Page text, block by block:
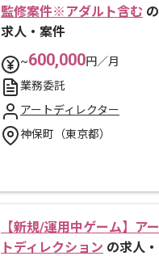
監修案件※アダルト含む の
求人・案件
~600,000円／月
業務委託
アートディレクター
神保町（東京都）
【新規/運用中ゲーム】アー
トディレクション の求人・